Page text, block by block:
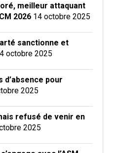
meilleur attaquant
2026 14 octobre 2025
sanctionne et
octobre 2025
d’absence pour
2025
refusé de venir en
2025